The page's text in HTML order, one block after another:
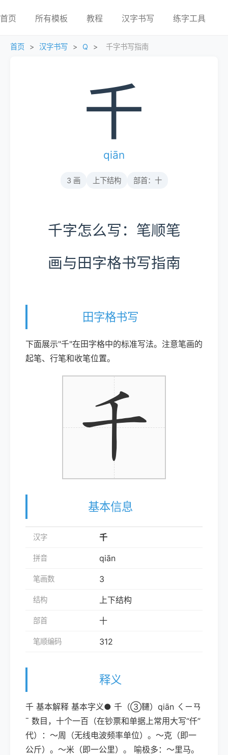
首页 所有模板 教程 汉字书写 练字工具
首页 > 汉字书写 > Q > 千字书写指南
千
qiān
3 画 上下结构 部首：十
千字怎么写：笔顺笔
画与田字格书写指南
田字格书写
下面展示"千"在田字格中的标准写法。注意笔画的
起笔、行笔和收笔位置。
基本信息
汉字 千
拼音 qiān
笔画数 3
结构 上下结构
部首 十
笔顺编码 312
释义
千 基本解释 基本字义● 千（③韆）qiān ㄑㄧㄢ
ˉ 数目，十个一百（在钞票和单据上常用大写“仟”
代）：～周（无线电波频率单位）。～克（即一
公斤）。～米（即一公里）。 喻极多：～里马。